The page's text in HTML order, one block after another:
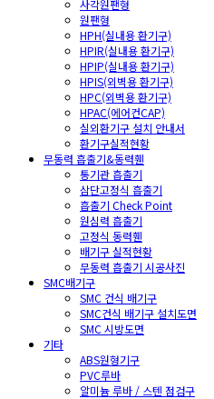
사각원팬형
원팬형
HPH(실내용 환기구)
HPIR(실내용 환기구)
HPIP(실내용 환기구)
HPIS(외벽용 환기구)
HPC(외벽용 환기구)
HPAC(에어컨CAP)
실외환기구 설치 안내서
환기구실적현황
무동력 흡출기&동력휀
통기관 흡출기
삼단고정식 흡출기
흡출기 Check Point
원심력 흡출기
고정식 동력휀
배기구 실적현황
무동력 흡출기 시공사진
SMC배기구
SMC 건식 배기구
SMC건식 배기구 설치도면
SMC 시방도면
기타
ABS원형기구
PVC루바
알미늄 루바 / 스텐 점검구